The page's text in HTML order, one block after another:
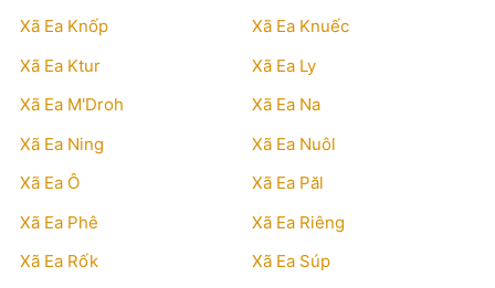
Xã Ea Knốp
Xã Ea Knuếc
Xã Ea Ktur
Xã Ea Ly
Xã Ea M'Droh
Xã Ea Na
Xã Ea Ning
Xã Ea Nuôl
Xã Ea Ô
Xã Ea Păl
Xã Ea Phê
Xã Ea Riêng
Xã Ea Rốk
Xã Ea Súp